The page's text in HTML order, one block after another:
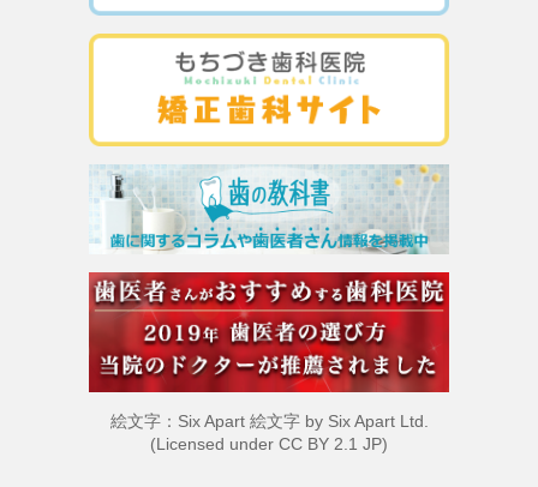
絵文字：Six Apart 絵文字 by Six Apart Ltd.
(Licensed under CC BY 2.1 JP)